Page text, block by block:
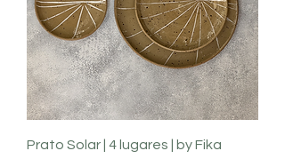
Prato Solar | 4 lugares | by Fika